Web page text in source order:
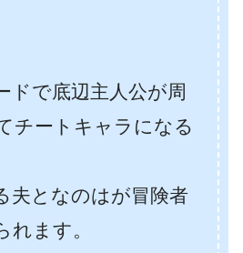
ドで底辺主人公が周
チートキャラになる
夫となのはが冒険者
れます。